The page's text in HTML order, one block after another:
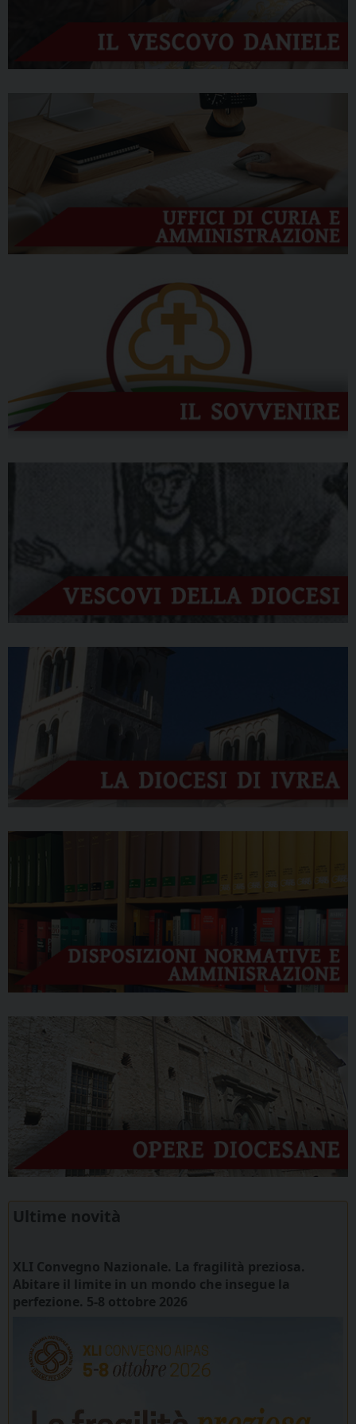
Ultime novità
XLI Convegno Nazionale. La fragilità preziosa.
Abitare il limite in un mondo che insegue la
perfezione. 5-8 ottobre 2026